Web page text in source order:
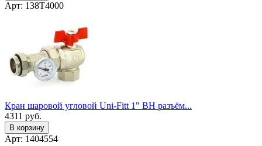
Арт: 138T4000
Кран шаровой угловой Uni-Fitt 1" ВН разъём...
4311 руб.
В корзину
Арт: 1404554